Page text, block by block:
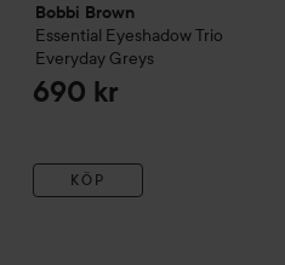
Bobbi Brown
Essential Eyeshadow Trio
Everyday Greys
690 kr
KÖP